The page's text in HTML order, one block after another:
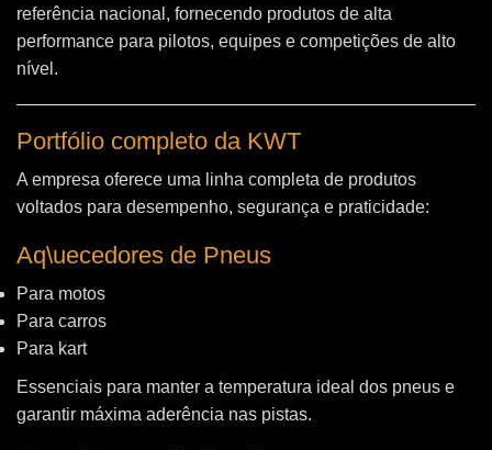
referência nacional, fornecendo produtos de alta
performance para pilotos, equipes e competições de alto
nível.
Portfólio completo da KWT
A empresa oferece uma linha completa de produtos
voltados para desempenho, segurança e praticidade:
Aq\uecedores de Pneus
Para motos
Para carros
Para kart
Essenciais para manter a temperatura ideal dos pneus e
garantir máxima aderência nas pistas.